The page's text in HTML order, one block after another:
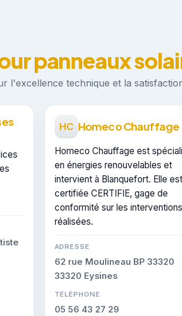
panneaux
l'excellence technique et la
HC Homeco Chauffage
Homeco Chauffage est
en énergies renouvelables et
intervient à Blanquefort. Elle est
certifiée CERTIFIE, gage de
conformité sur les interventions
réalisées.
ADRESSE
62 rue Moulineau BP 33320
33320 Eysines
TÉLÉPHONE
05 56 43 27 29